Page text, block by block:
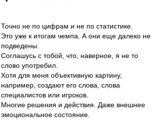
Точно не по цифрам и не по статистике.
Это уже к итогам чемпа. А они еще далеко не
подведены.
Соглашусь с тобой, что, наверное, я не то
слово употребил.
Хотя для меня объективную картину,
например, создают его слова, слова
специалистов или игроков.
Многие решения и действия. Даже внешнее
эмоциональное состояние.